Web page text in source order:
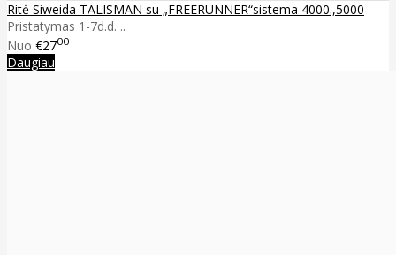
Ritė Siweida TALISMAN su „FREERUNNER“sistema 4000.,5000
Pristatymas 1-7d.d. ..
Nuo €2700
Daugiau